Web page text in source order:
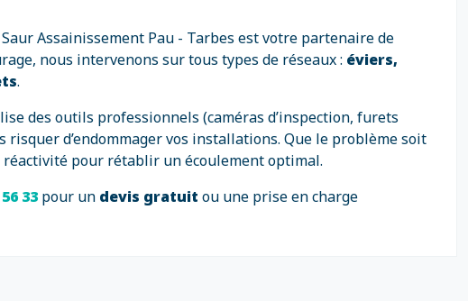
Assainissement Pau - Tarbes est votre partenaire de
nous intervenons sur tous types de réseaux : éviers,
.
des outils professionnels (caméras d’inspection, furets
d’endommager vos installations. Que le problème soit
réactivité pour rétablir un écoulement optimal.
33 pour un devis gratuit ou une prise en charge